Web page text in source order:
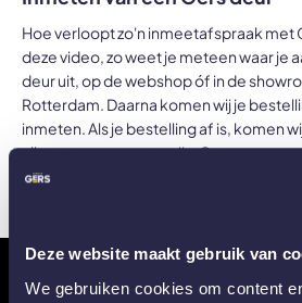
Deze website maakt gebruik van
We gebruiken cookies om content
Hoe verloopt zo'n inmeetafspraak met
deze video, zo weet je meteen waar je
deur uit, op de webshop óf in de
Rotterdam. Daarna komen wij je
inmeten. Als je bestelling af is, komen
alles voor een vaste prijs. Geen
én jij hoeft geen moeite te doen! Jij